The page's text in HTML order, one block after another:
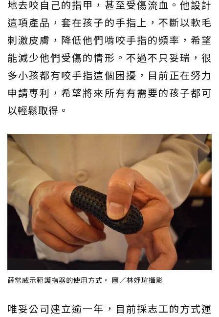
地去咬自己的指甲，甚至受傷流血。他設計
這項產品，套在孩子的手指上，不斷以軟毛
刺激皮膚，降低他們啃咬手指的頻率，希望
能減少他們受傷的情形。不過不只妥瑞，很
多小孩都有咬手指這個困擾，目前正在努力
申請專利，希望將來所有有需要的孩子都可
以輕鬆取得。
薛常威示範護指器的使用方式。 圖／林妤瑄攝影
唯妥公司建立逾一年，目前採志工的方式運